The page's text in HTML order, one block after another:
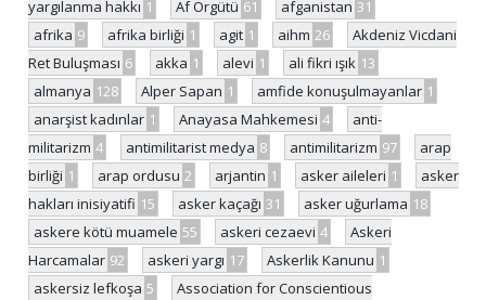
yargılanma hakkı 1 Af Örgütü 61 afganistan 31
afrika 9 afrika birliği 1 agit 1 aihm 26
Akdeniz Vicdani
Ret Buluşması 6 akka 1 alevi 1 ali fikri ışık 13
almanya 128 Alper Sapan 1 amfide konuşulmayanlar 1
anarşist kadınlar 1 Anayasa Mahkemesi 4
anti-
militarizm 4 antimilitarist medya 8 antimilitarizm 97
arap
birliği 1 arap ordusu 2 arjantin 1 asker aileleri 1
asker
hakları inisiyatifi 15 asker kaçağı 31 asker uğurlama 18
askere kötü muamele 55 askeri cezaevi 4
Askeri
Harcamalar 92 askeri yargı 17 Askerlik Kanunu 1
askersiz lefkoşa 5
Association for Conscientious